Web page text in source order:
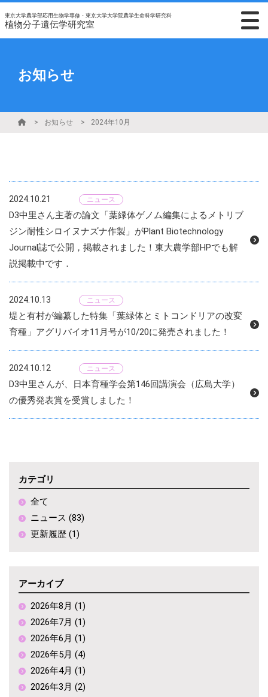
東京大学農学部応用生物学専修・東京大学大学院農学生命科学研究科
植物分子遺伝学研究室
お知らせ
お知らせ 2024年10月
2024.10.21 ニュース
D3中里さん主著の論文「葉緑体ゲノム編集によるメトリブ
ジン耐性シロイヌナズナ作製」がPlant Biotechnology
Journal誌で公開，掲載されました！東大農学部HPでも解
説掲載中です．
2024.10.13 ニュース
堤と有村が編纂した特集「葉緑体とミトコンドリアの改変
育種」アグリバイオ11月号が10/20に発売されました！
2024.10.12 ニュース
D3中里さんが、日本育種学会第146回講演会（広島大学）
の優秀発表賞を受賞しました！
カテゴリ
全て
ニュース (83)
更新履歴 (1)
アーカイブ
2026年8月 (1)
2026年7月 (1)
2026年6月 (1)
2026年5月 (4)
2026年4月 (1)
2026年3月 (2)